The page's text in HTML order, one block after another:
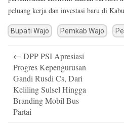
peluang kerja dan investasi baru di
Bupati Wajo Pemkab Wajo
navigation
← DPP PSI Apresiasi
Progres Kepengurusan
Gandi Rusdi Cs, Dari
Keliling Sulsel Hingga
Branding Mobil Bus
Partai